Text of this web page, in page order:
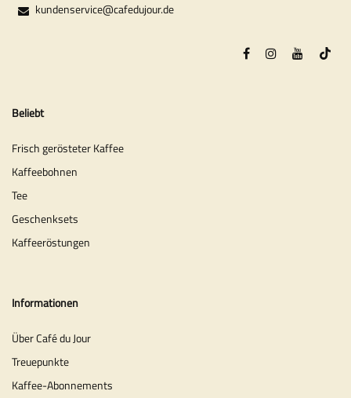
kundenservice@cafedujour.de
Beliebt
Frisch gerösteter Kaffee
Kaffeebohnen
Tee
Geschenksets
Kaffeeröstungen
Informationen
Über Café du Jour
Treuepunkte
Kaffee-Abonnements